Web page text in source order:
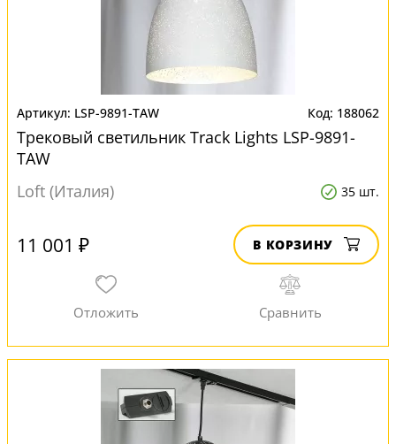
LSP-9891-TAW 188062
Трековый светильник Track Lights LSP-9891-
TAW
Loft (Италия)
35 шт.
11 001 ₽ В КОРЗИНУ